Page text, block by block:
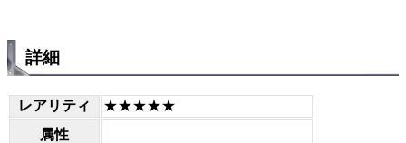
詳細
レアリティ
★★★★★
属性